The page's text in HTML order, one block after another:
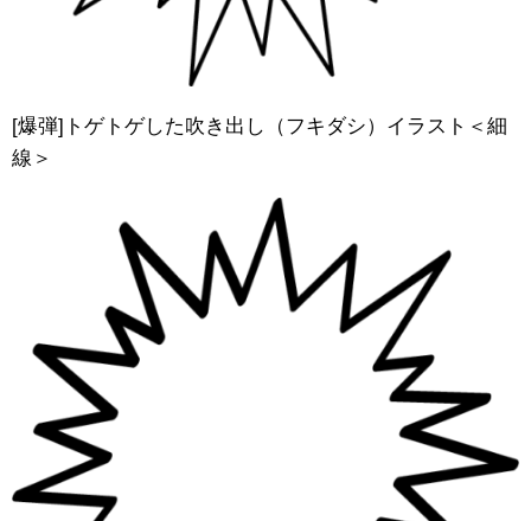
[爆弾]トゲトゲした吹き出し（フキダシ）イラスト＜細
線＞